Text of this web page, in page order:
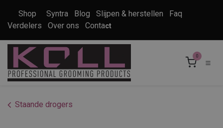
Shop Syntra Blog Slijpen & herstellen
Faq
Verdelers
Over ons Contact
0
Staande drogers